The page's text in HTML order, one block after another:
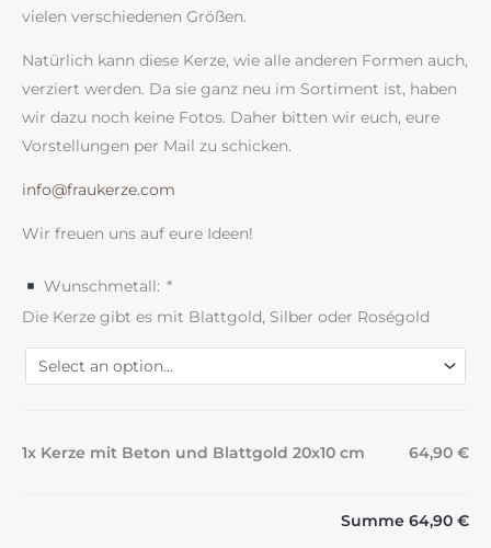
vielen verschiedenen Größen.
Natürlich kann diese Kerze, wie alle anderen Formen auch,
verziert werden. Da sie ganz neu im Sortiment ist, haben
wir dazu noch keine Fotos. Daher bitten wir euch, eure
Vorstellungen per Mail zu schicken.
info@fraukerze.com
Wir freuen uns auf eure Ideen!
Wunschmetall: *
Die Kerze gibt es mit Blattgold, Silber oder Roségold
1x Kerze mit Beton und Blattgold 20x10 cm 64,90 €
Summe 64,90 €